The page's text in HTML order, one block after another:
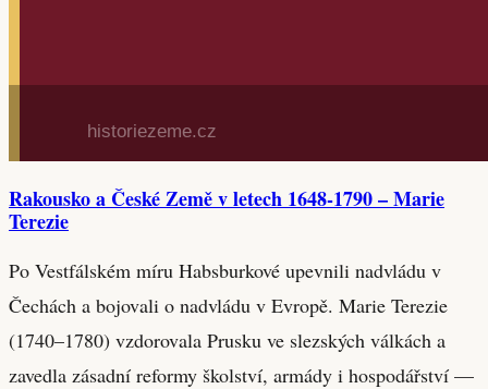
Rakousko a České Země v letech 1648-1790 – Marie
Terezie
Po Vestfálském míru Habsburkové upevnili nadvládu v
Čechách a bojovali o nadvládu v Evropě. Marie Terezie
(1740–1780) vzdorovala Prusku ve slezských válkách a
zavedla zásadní reformy školství, armády i hospodářství —